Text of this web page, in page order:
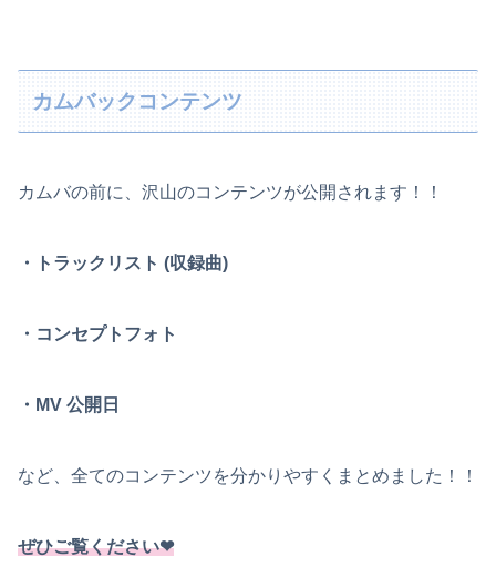
カムバックコンテンツ
カムバの前に、沢山のコンテンツが公開されます！！
・トラックリスト (収録曲)
・コンセプトフォト
・MV 公開日
など、全てのコンテンツを分かりやすくまとめました！！
ぜひご覧ください❤︎